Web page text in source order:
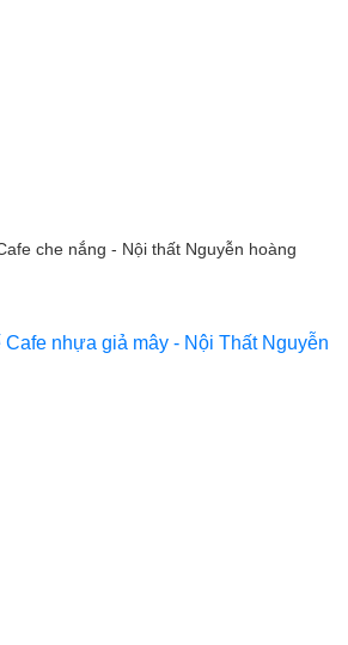
che nắng - Nội thất Nguyễn hoàng